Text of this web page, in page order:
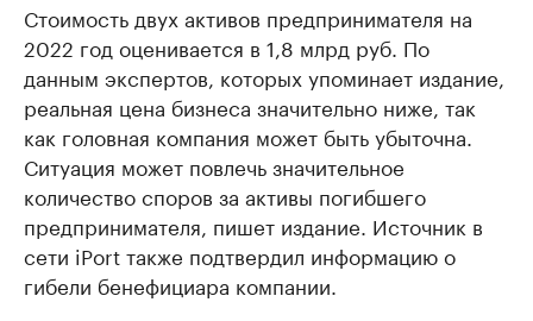
Стоимость двух активов предпринимателя на
2022 год оценивается в 1,8 млрд руб. По
данным экспертов, которых упоминает издание,
реальная цена бизнеса значительно ниже, так
как головная компания может быть убыточна.
Ситуация может повлечь значительное
количество споров за активы погибшего
предпринимателя, пишет издание. Источник в
сети iPort также подтвердил информацию о
гибели бенефициара компании.